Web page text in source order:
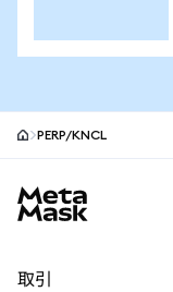
PERP/KNCL
取引